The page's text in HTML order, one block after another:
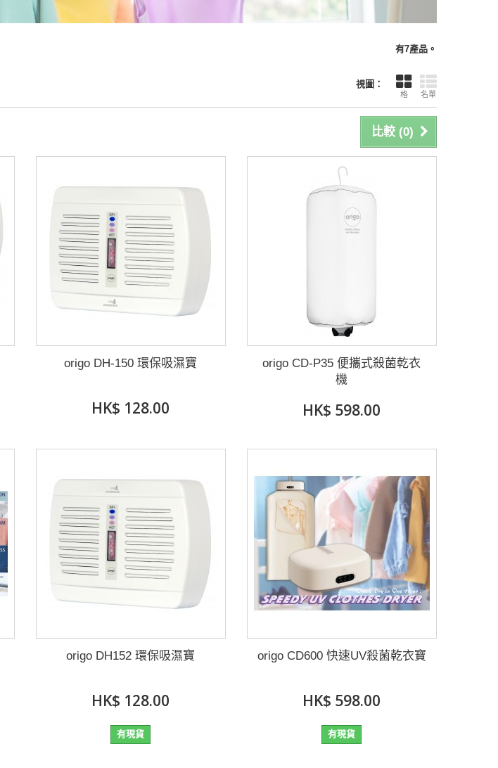
有7產品。
視圖：
格 名單
比較 (0)
origo DH-150 環保吸濕寶
HK$ 128.00
origo CD-P35 便攜式殺菌乾衣
機
HK$ 598.00
origo DH152 環保吸濕寶
HK$ 128.00
有現貨
origo CD600 快速UV殺菌乾衣寶
HK$ 598.00
有現貨